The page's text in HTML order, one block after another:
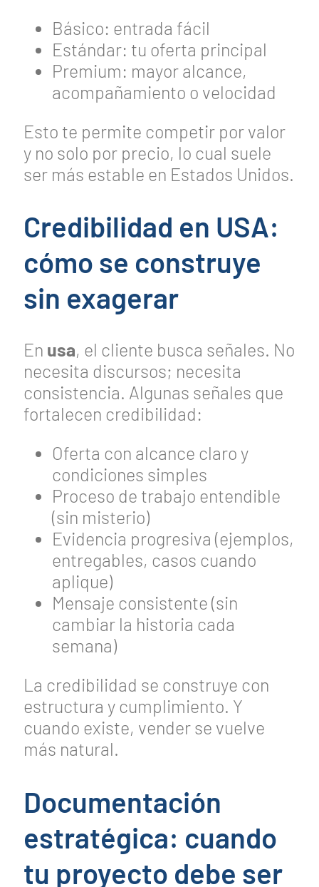
Básico: entrada fácil
Estándar: tu oferta principal
Premium: mayor alcance,
acompañamiento o velocidad
Esto te permite competir por valor
y no solo por precio, lo cual suele
ser más estable en Estados Unidos.
Credibilidad en USA:
cómo se construye
sin exagerar
En usa, el cliente busca señales. No
necesita discursos; necesita
consistencia. Algunas señales que
fortalecen credibilidad:
Oferta con alcance claro y
condiciones simples
Proceso de trabajo entendible
(sin misterio)
Evidencia progresiva (ejemplos,
entregables, casos cuando
aplique)
Mensaje consistente (sin
cambiar la historia cada
semana)
La credibilidad se construye con
estructura y cumplimiento. Y
cuando existe, vender se vuelve
más natural.
Documentación
estratégica: cuando
tu proyecto debe ser